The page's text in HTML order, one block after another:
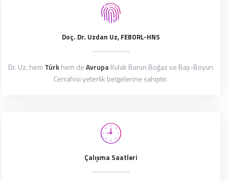
Doç. Dr. Uzdan Uz, FEBORL-HNS
Dr. Uz, hem Türkhem deAvrupaKulak Burun Boğaz ve Baş-Boyun
Cerrahisi yeterlik belgelerine sahiptir.
Çalışma Saatleri